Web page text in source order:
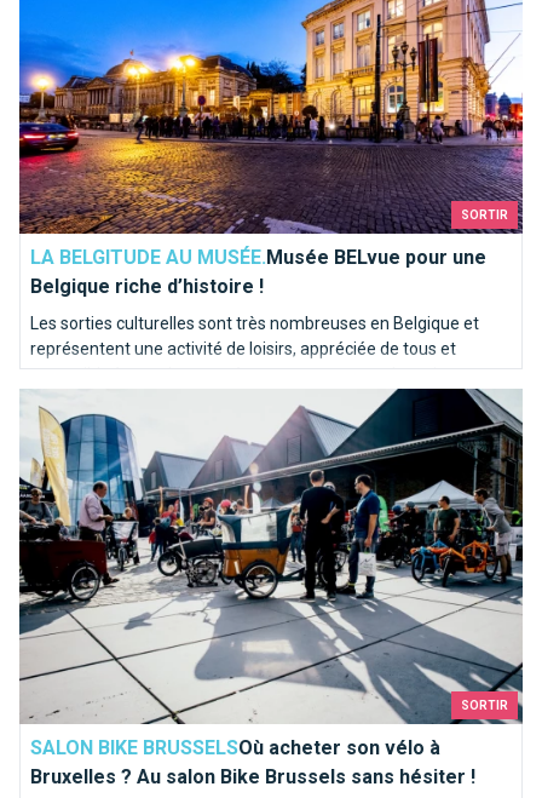
SORTIR
LA BELGITUDE AU MUSÉE.Musée BELvue pour une
Belgique riche d’histoire !
Les sorties culturelles sont très nombreuses en Belgique et
représentent une activité de loisirs, appréciée de tous et
accessible à tous. Les musées vous proposent de varier vos
loisirs, au lieu de faire toujours la même chose.
SORTIR
SALON BIKE BRUSSELSOù acheter son vélo à
Bruxelles ? Au salon Bike Brussels sans hésiter !
Où acheter son vélo à Bruxelles ? Au salon Bike Brussels